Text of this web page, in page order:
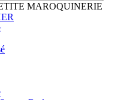
MAROQUINERIE